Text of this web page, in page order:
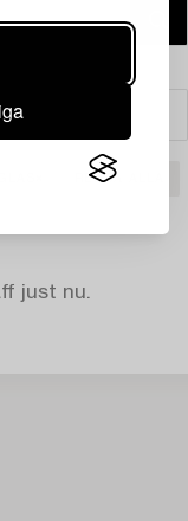
RENSA ALLA
just nu.